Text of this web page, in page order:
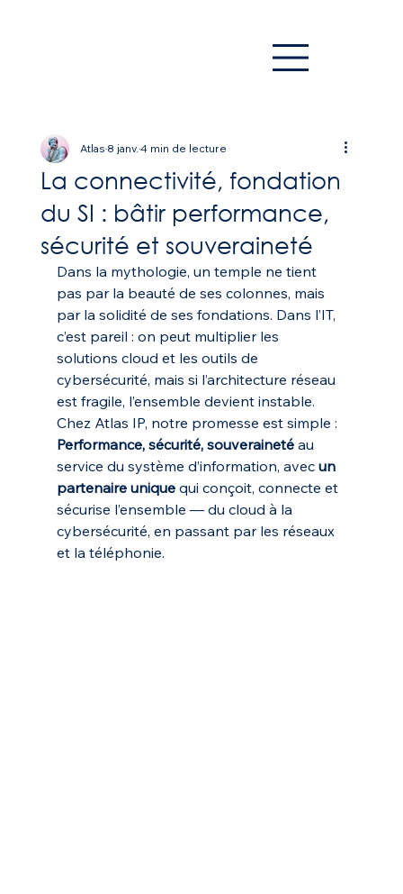
La connectivité, fondation
du SI : bâtir performance,
sécurité et souveraineté
Atlas8 janv. 4 min de lecture
Dans la mythologie, un temple ne tient
pas par la beauté de ses colonnes, mais
par la solidité de ses fondations. Dans l’IT,
c’est pareil : on peut multiplier les
solutions cloud et les outils de
cybersécurité, mais si l’architecture réseau
est fragile, l’ensemble devient instable.
Chez Atlas IP, notre promesse est simple :
Performance, sécurité, souveraineté au
service du système d’information, avec un
partenaire unique qui conçoit, connecte et
sécurise l’ensemble — du cloud à la
cybersécurité, en passant par les réseaux
et la téléphonie.